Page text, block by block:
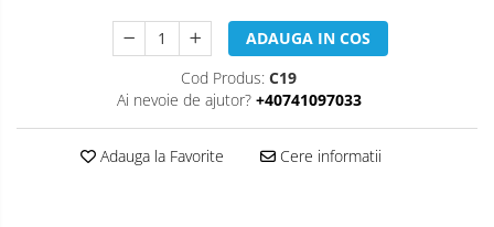
OPERATIUNI MARITIME MILITARE SI
OPERATIUNI SPATIALE MILITARE SI
CIVILE
OPERATIUNI TERESTRE MILITARE SI
ADAUGA IN COS
Cod Produs: C19
Ai nevoie de ajutor? +40741097033
Adauga la Favorite Cere informatii